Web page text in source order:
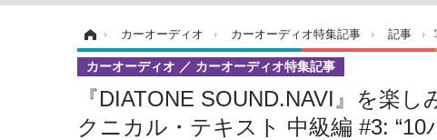
› カーオーディオ › カーオーディオ特集記事 › 記事 ›
『DIATONE SOUND.NAVI』を楽
クニカル・テキスト 中級編 #3:
カーオーディオ カーオーディオ特集記事